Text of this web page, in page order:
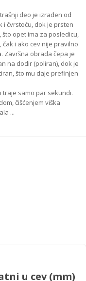
deo je izrađen od
i čvrstoću, dok je prsten
opet ima za posledicu,
i ako cev nije pravilno
Završna obrada čepa je
na dodir (poliran), dok je
što mu daje prefinjen
traje samo par sekundi.
čišćenjem viška
...
u cev (mm)